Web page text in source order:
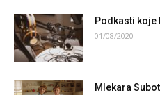
Podkasti koje
01/08/2020
Mlekara